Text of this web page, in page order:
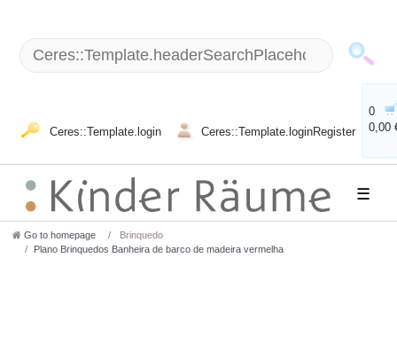
Ceres::Template.login Ceres::Template.loginRegister
0
0,00
☰
Go to homepage
Brinquedo
Plano Brinquedos Banheira de barco de madeira vermelha